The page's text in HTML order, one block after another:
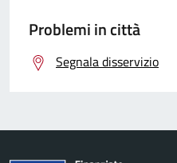
Problemi in città
Segnala disservizio